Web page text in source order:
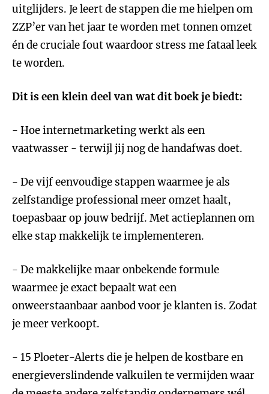
uitglijders. Je leert de stappen die me hielpen om
ZZP’er van het jaar te worden met tonnen omzet
én de cruciale fout waardoor stress me fataal leek
te worden.
Dit is een klein deel van wat dit boek je biedt:
- Hoe internetmarketing werkt als een
vaatwasser - terwijl jij nog de handafwas doet.
- De vijf eenvoudige stappen waarmee je als
zelfstandige professional meer omzet haalt,
toepasbaar op jouw bedrijf. Met actieplannen om
elke stap makkelijk te implementeren.
- De makkelijke maar onbekende formule
waarmee je exact bepaalt wat een
onweerstaanbaar aanbod voor je klanten is. Zodat
je meer verkoopt.
- 15 Ploeter-Alerts die je helpen de kostbare en
energieverslindende valkuilen te vermijden waar